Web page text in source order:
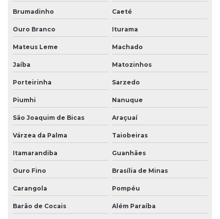
Brumadinho Caeté
Ouro Branco Iturama
Mateus Leme Machado
Jaíba Matozinhos
Porteirinha Sarzedo
Piumhi Nanuque
São Joaquim de Bicas Araçuaí
Várzea da Palma Taiobeiras
Itamarandiba Guanhães
Ouro Fino Brasília de Minas
Carangola Pompéu
Barão de Cocais Além Paraíba